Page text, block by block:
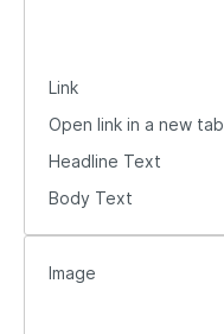
Link
Open link in a new tab
Headline Text
Body Text
Image